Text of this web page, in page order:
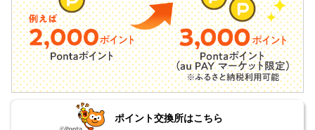
ポイント交換所はこちら